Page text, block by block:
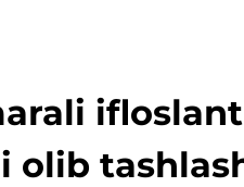
olib